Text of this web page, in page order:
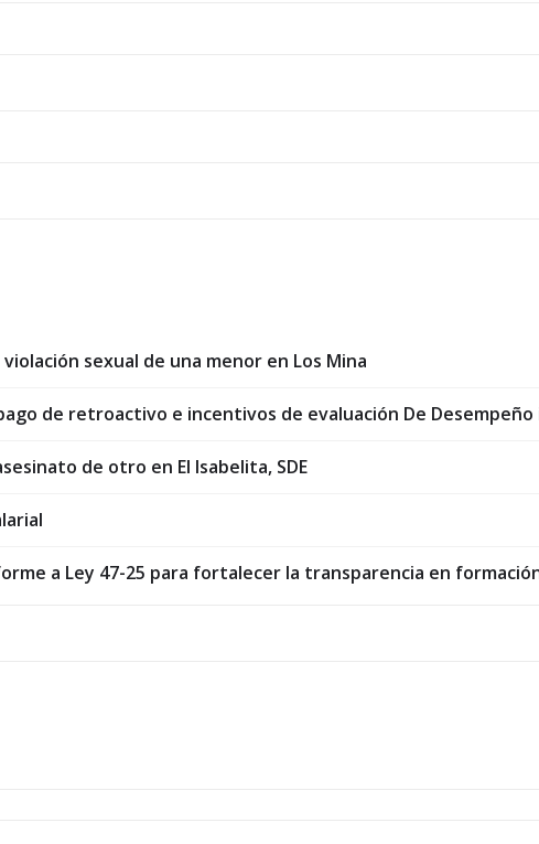
sexual de una menor en Los Mina
de retroactivo e incentivos de evaluación De
de otro en El Isabelita, SDE
a Ley 47-25 para fortalecer la transparencia en